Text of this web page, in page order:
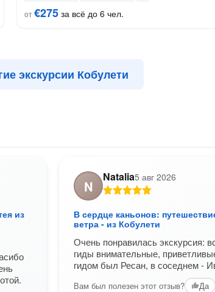
от€275 за всё до 6 чел.
экскурсии Кобулети
из
N
Natalia5 авг 2026
В сердце каньонов:
ветра - из Кобулети
Очень понравилась экскурсия:
гиды внимательные,
гидом был Ресан, в соседнем -
Вам был полезен этот отзыв? Да